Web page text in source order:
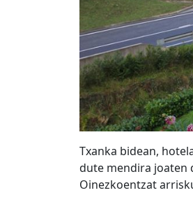
Txanka bidean,
dute mendira joaten
Oinezkoentzat